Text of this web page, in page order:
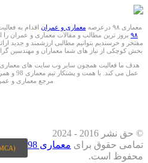
معماری ۹۸ درعرصه معماری و عمران اقدام به
۹۸ بروز ترین مطالب و مقالات معماری و عمران
مفتخر و خرسندیم بتوانیم مطالبی ارزشمند و جدید
بخش کوچکی از نیاز های شما معماران و مهندسین
عمل می
مرجع معماری و
© حق نشر 2016 - 2024
تمامی حقوق برای معماری 98
محفوظ است.